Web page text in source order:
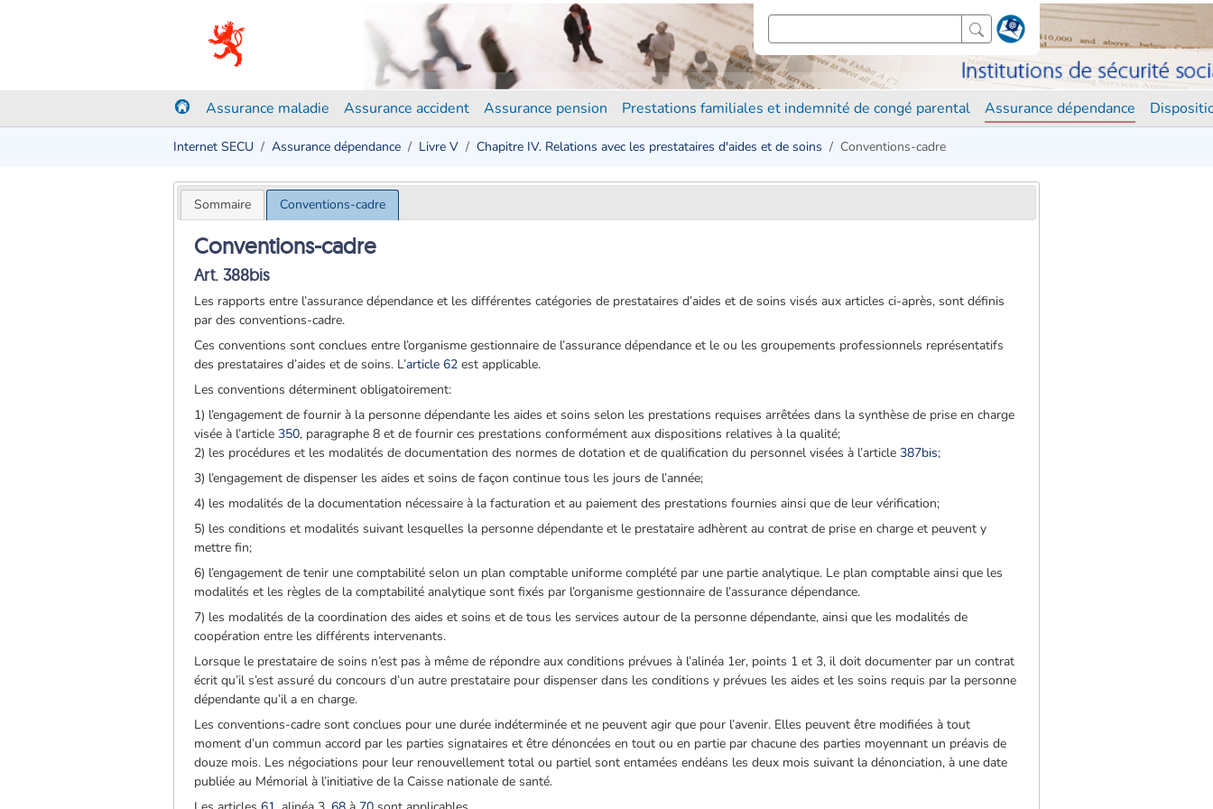
Assurance maladie Assurance accident Assurance pension Prestations familiales et indemnité de congé parental Assurance dépendance
Internet SECU Assurance dépendance Livre V Chapitre IV. Relations avec les prestataires d'aides et de soins Conventions-cadre
Sommaire Conventions-cadre
Conventions-cadre
Art. 388bis
Les rapports entre l’assurance dépendance et les différentes catégories de prestataires d’aides et de soins visés aux articles ci-après, sont définis
par des conventions-cadre.
Ces conventions sont conclues entre l’organisme gestionnaire de l’assurance dépendance et le ou les groupements professionnels représentatifs
des prestataires d’aides et de soins. L’article 62 est applicable.
Les conventions déterminent obligatoirement:
1) l’engagement de fournir à la personne dépendante les aides et soins selon les prestations requises arrêtées dans la synthèse de prise en charge
visée à l’article350, paragraphe 8 et de fournir ces prestations conformément aux dispositions relatives à la qualité;
2) les procédures et les modalités de documentation des normes de dotation et de qualification du personnel visées à l’article387bis;
3) l’engagement de dispenser les aides et soins de façon continue tous les jours de l’année;
4) les modalités de la documentation nécessaire à la facturation et au paiement des prestations fournies ainsi que de leur vérification;
5) les conditions et modalités suivant lesquelles la personne dépendante et le prestataire adhèrent au contrat de prise en charge et peuvent y
mettre fin;
6) l’engagement de tenir une comptabilité selon un plan comptable uniforme complété par une partie analytique. Le plan comptable ainsi que les
modalités et les règles de la comptabilité analytique sont fixés par l’organisme gestionnaire de l’assurance dépendance.
7) les modalités de la coordination des aides et soins et de tous les services autour de la personne dépendante, ainsi que les modalités de
coopération entre les différents intervenants.
Lorsque le prestataire de soins n’est pas à même de répondre aux conditions prévues à l’alinéa 1er, points 1 et 3, il doit documenter par un contrat
écrit qu’il s’est assuré du concours d’un autre prestataire pour dispenser dans les conditions y prévues les aides et les soins requis par la personne
dépendante qu’il a en charge.
Les conventions-cadre sont conclues pour une durée indéterminée et ne peuvent agir que pour l’avenir. Elles peuvent être modifiées à tout
moment d’un commun accord par les parties signataires et être dénoncées en tout ou en partie par chacune des parties moyennant un préavis de
douze mois. Les négociations pour leur renouvellement total ou partiel sont entamées endéans les deux mois suivant la dénonciation, à une date
publiée au Mémorial à l’initiative de la Caisse nationale de santé.